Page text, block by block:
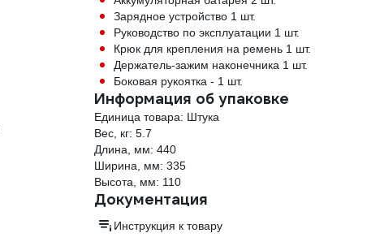
Зарядное устройство 1 шт.
Руководство по эксплуатации 1 шт.
Крюк для крепления на ремень 1 шт.
Держатель-зажим наконечника 1 шт.
Боковая рукоятка - 1 шт.
Информация об упаковке
Единица товара: Штука
Вес, кг: 5.7
Длина, мм: 440
Ширина, мм: 335
Высота, мм: 110
Документация
Инструкция к товару